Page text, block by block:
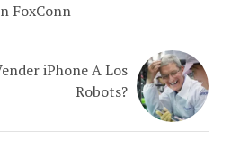
iPhone A Los
Robots?